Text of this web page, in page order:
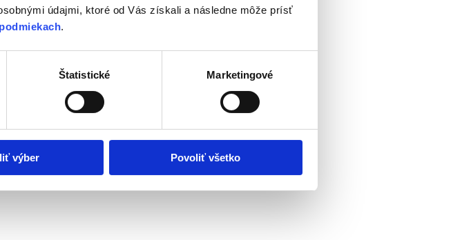
údajmi, ktoré od Vás získali a následne môže prísť
.
Štatistické Marketingové
výber Povoliť všetko